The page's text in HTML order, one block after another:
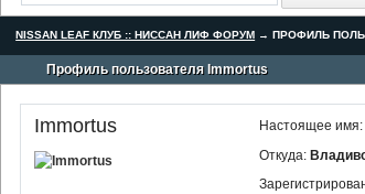
NISSAN LEAF КЛУБ :: НИССАН ЛИФ ФОРУМ → ПРОФИЛЬ
Профиль пользователя Immortus
Immortus Настоящее имя:
Откуда: